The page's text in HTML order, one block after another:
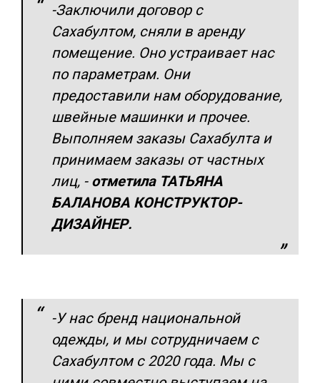
-Заключили договор с
Сахабултом, сняли в аренду
помещение. Оно устраивает нас
по параметрам. Они
предоставили нам оборудование,
швейные машинки и прочее.
Выполняем заказы Сахабулта и
принимаем заказы от частных
лиц, - отметила ТАТЬЯНА
БАЛАНОВА КОНСТРУКТОР-
ДИЗАЙНЕР.
-У нас бренд национальной
одежды, и мы сотрудничаем с
Сахабултом с 2020 года. Мы с